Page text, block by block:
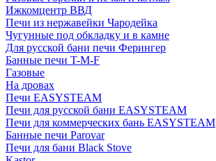
Ижкомцентр ВВД
Печи из нержавейки Чародейка
Чугунные под обкладку и в камне
Для русской бани печи Ферингер
Банные печи T-M-F
Газовые
На дровах
Печи EASYSTEAM
Печи для русской бани EASYSTEAM
Печи для коммерческих бань EASYSTEAM
Банные печи Parovar
Печи для бани Black Stove